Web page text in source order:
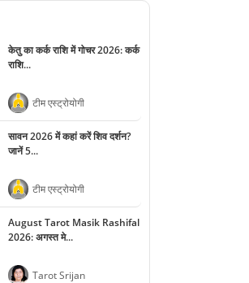
केतु का कर्क राशि में गोचर 2026: कर्क
राशि...
टीम एस्ट्रोयोगी
सावन 2026 में कहां करें शिव दर्शन?
जानें 5...
टीम एस्ट्रोयोगी
August Tarot Masik Rashifal
2026: अगस्त मे...
Tarot Srijan